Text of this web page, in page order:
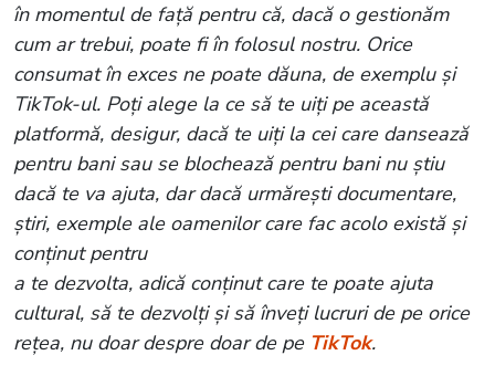
în momentul de față pentru că, dacă o gestionăm
cum ar trebui, poate fi în folosul nostru. Orice
consumat în exces ne poate dăuna, de exemplu și
TikTok-ul. Poți alege la ce să te uiți pe această
platformă, desigur, dacă te uiți la cei care dansează
pentru bani sau se blochează pentru bani nu știu
dacă te va ajuta, dar dacă urmărești documentare,
știri, exemple ale oamenilor care fac acolo există și
conținut pentru
a te dezvolta, adică conținut care te poate ajuta
cultural, să te dezvolți și să înveți lucruri de pe orice
rețea, nu doar despre doar de pe TikTok.